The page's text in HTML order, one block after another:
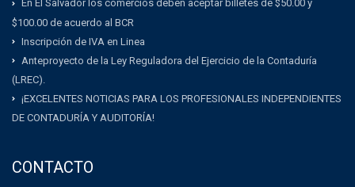
En El Salvador los comercios deben aceptar billetes de $50.00 y
$100.00 de acuerdo al BCR
Inscripción de IVA en Linea
Anteproyecto de la Ley Reguladora del Ejercicio de la Contaduría
(LREC).
¡EXCELENTES NOTICIAS PARA LOS PROFESIONALES INDEPENDIENTES
DE CONTADURÍA Y AUDITORÍA!
CONTACTO